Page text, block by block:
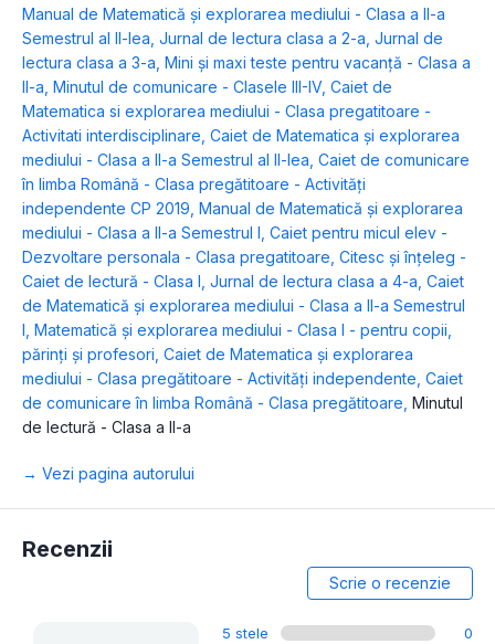
Manual de Matematică și explorarea mediului - Clasa a II-a
Semestrul al II-lea Jurnal de lectura clasa a 2-a Jurnal de
lectura clasa a 3-a Mini și maxi teste pentru vacanță - Clasa a
II-a Minutul de comunicare - Clasele III-IV, Caiet de
Matematica si explorarea mediului - Clasa pregatitoare -
Activitati interdisciplinare Caiet de Matematica și explorarea
mediului - Clasa a II-a Semestrul al II-lea Caiet de comunicare
în limba Română - Clasa pregătitoare - Activități
independente CP 2019 Manual de Matematică și explorarea
mediului - Clasa a II-a Semestrul I Caiet pentru micul elev -
Dezvoltare personala - Clasa pregatitoare Citesc și înțeleg -
Caiet de lectură - Clasa I Jurnal de lectura clasa a 4-a Caiet
de Matematică și explorarea mediului - Clasa a II-a Semestrul
I Matematică și explorarea mediului - Clasa I - pentru copii,
părinți și profesori Caiet de Matematica și explorarea
mediului - Clasa pregătitoare - Activități independente Caiet
de comunicare în limba Română - Clasa pregătitoare Minutul
de lectură - Clasa a II-a
→ Vezi pagina autorului
Recenzii
Scrie o recenzie
5 stele
0